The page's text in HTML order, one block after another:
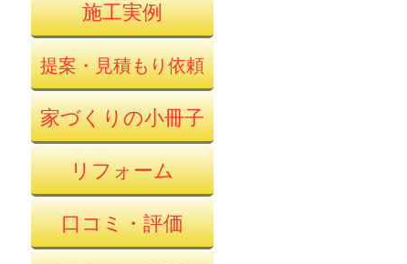
施工実例
提案・見積もり依頼
家づくりの小冊子
リフォーム
口コミ・評価